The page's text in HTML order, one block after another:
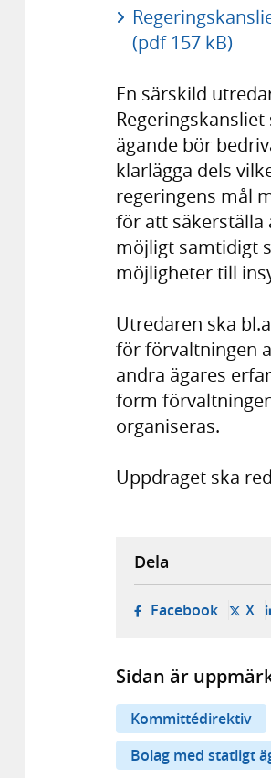
(pdf 157 kB)
En särskild
ägande bör
klarlägga dels
regeringens mål
för att säkerställa
möjligt samtidigt
möjligheter till
Utredaren ska
för förvaltningen
andra ägares
form
organiseras.
Uppdraget ska
Dela
Facebook- X-
Sidan är
Kommittédirektiv
Bolag med statligt